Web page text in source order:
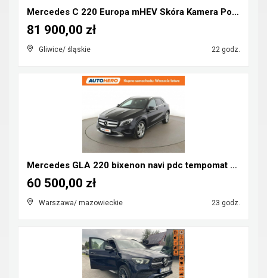
Mercedes C 220 Europa mHEV Skóra Kamera Podgrzewan...
Gliwice/ śląskie 22 godz.
81 900,00 zł
Mercedes GLA 220 bixenon navi pdc tempomat grzane ...
Warszawa/ mazowieckie 23 godz.
60 500,00 zł